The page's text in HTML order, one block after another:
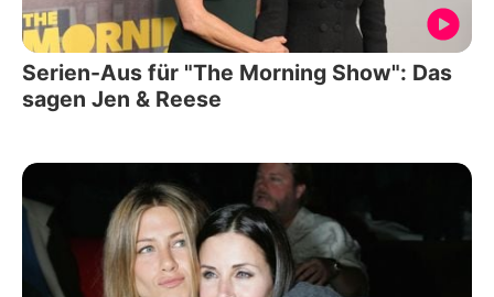
Serien-Aus für "The Morning Show": Das
sagen Jen & Reese